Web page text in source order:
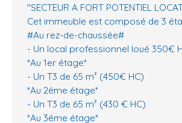
"SECTEUR A FORT POTENTIEL
Cet immeuble est composé de 3
#Au rez-de-chaussée#
- Un local professionnel loué 350€
*Au 1er étage*
- Un T3 de 65 m² (450€ HC)
*Au 2éme étage*
- Un T3 de 65 m² (430 € HC)
*Au 3éme étage*